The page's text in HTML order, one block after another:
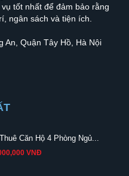
tốt nhất để đảm bảo rằng
ngân sách và tiện ích.
An, Quận Tây Hồ, Hà Nội
Căn Hộ 4 Phòng Ngủ...
VNĐ